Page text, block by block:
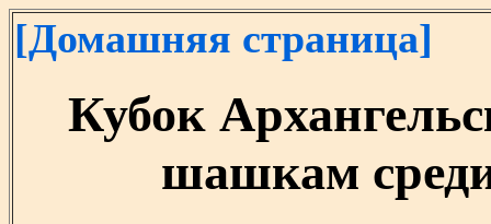
[Домашняя страница]
Кубок
шашкам